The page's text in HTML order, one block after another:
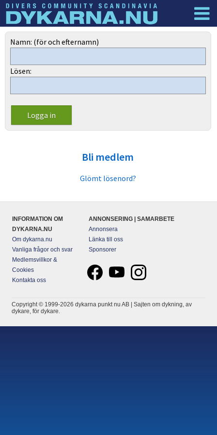
Dyknyheter
Namn: (för och efternamn)
Lösen:
Bli medlem
Glömt lösenord?
INFORMATION OM
DYKARNA.NU
Om dykarna.nu
Vanliga frågor och svar
Medlemsvillkor &
Cookies
Kontakta oss
ANNONSERING | SAMARBETE
Annonsera
Länka till oss
Sponsorer
Copyright © 1999-2026 dykarna punkt nu AB | Sajten om dykning, av
dykare, för dykare.